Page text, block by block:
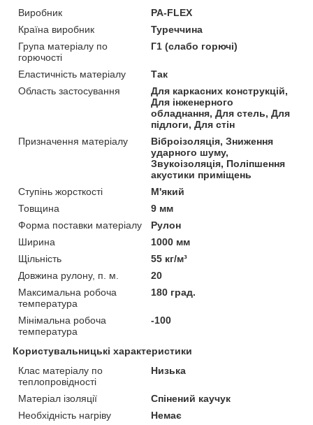
Виробник
PA-FLEX
Країна виробник
Туреччина
Група матеріалу по
горючості
Г1 (слабо горючі)
Еластичність матеріалу
Так
Область застосування
Для каркасних конструкцій,
Для інженерного
обладнання, Для стель, Для
підлоги, Для стін
Призначення матеріалу
Віброізоляція, Зниження
ударного шуму,
Звукоізоляція, Поліпшення
акустики приміщень
Ступінь жорсткості
М'який
Товщина
9 мм
Форма поставки матеріалу
Рулон
Ширина
1000 мм
Щільність
55 кг/м³
Довжина рулону, п. м.
20
Максимальна робоча
температура
180 град.
Мінімальна робоча
температура
-100
Користувальницькі характеристики
Клас матеріалу по
теплопровідності
Низька
Матеріал ізоляції
Спінений каучук
Необхідність нагріву
Немає